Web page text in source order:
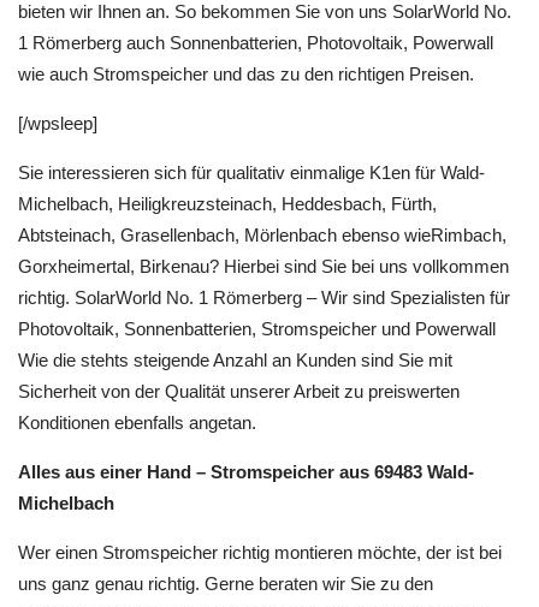
bieten wir Ihnen an. So bekommen Sie von uns SolarWorld No.
1 Römerberg auch Sonnenbatterien, Photovoltaik, Powerwall
wie auch Stromspeicher und das zu den richtigen Preisen.
[/wpsleep]
Sie interessieren sich für qualitativ einmalige K1en für Wald-
Michelbach, Heiligkreuzsteinach, Heddesbach, Fürth,
Abtsteinach, Grasellenbach, Mörlenbach ebenso wieRimbach,
Gorxheimertal, Birkenau? Hierbei sind Sie bei uns vollkommen
richtig. SolarWorld No. 1 Römerberg – Wir sind Spezialisten für
Photovoltaik, Sonnenbatterien, Stromspeicher und Powerwall
Wie die stehts steigende Anzahl an Kunden sind Sie mit
Sicherheit von der Qualität unserer Arbeit zu preiswerten
Konditionen ebenfalls angetan.
Alles aus einer Hand – Stromspeicher aus 69483 Wald-
Michelbach
Wer einen Stromspeicher richtig montieren möchte, der ist bei
uns ganz genau richtig. Gerne beraten wir Sie zu den